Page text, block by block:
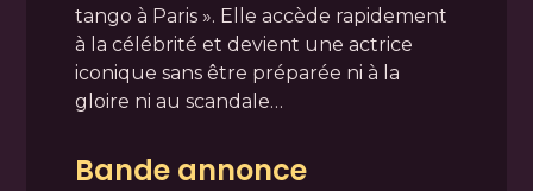
tango à Paris ». Elle accède rapidement
à la célébrité et devient une actrice
iconique sans être préparée ni à la
gloire ni au scandale…
Bande annonce